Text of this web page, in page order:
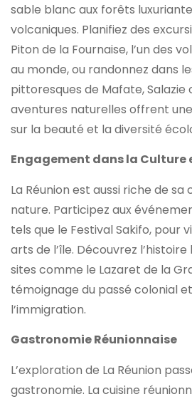
sable blanc aux forêts
volcaniques. Planifiez des
Piton de la Fournaise, l’un des
au monde, ou randonnez dans
pittoresques de Mafate, Salazie
aventures naturelles offrent
sur la beauté et la diversité
Engagement dans la Culture
La Réunion est aussi riche de sa
nature. Participez aux
tels que le Festival Sakifo, pour
arts de l’île. Découvrez
sites comme le Lazaret de la
témoignage du passé colonial
l’immigration.
Gastronomie Réunionnaise
L’exploration de La Réunion
gastronomie. La cuisine